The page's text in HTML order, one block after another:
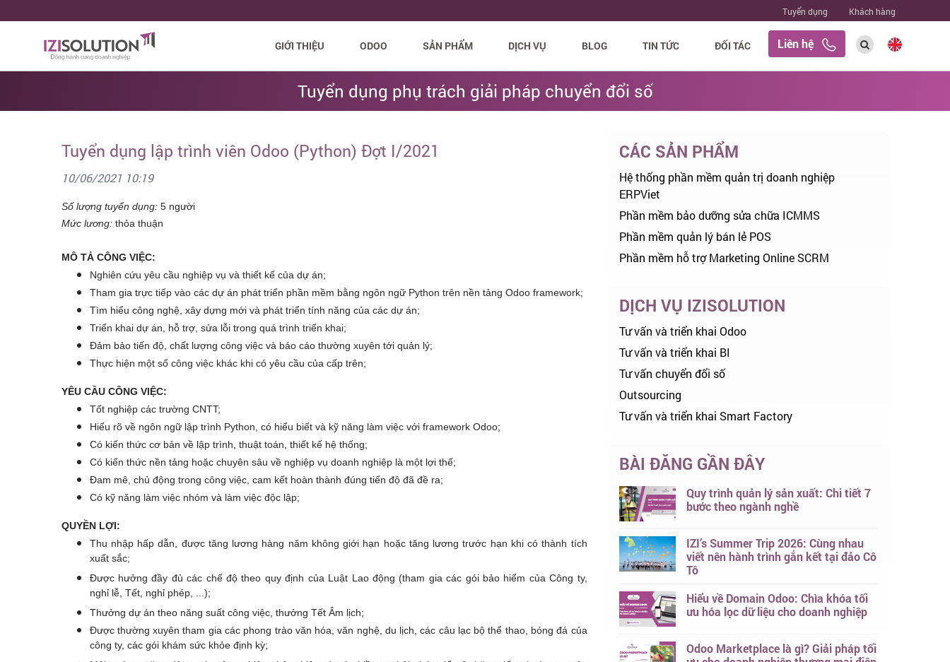
Tuyển dụng Khách hàng
GIỚI THIỆU ODOO SẢN PHẨM DỊCH VỤ BLOG TIN TỨC ĐỐI TÁC Liên hệ
Tuyển dụng phụ trách giải pháp chuyển đổi số
Tuyển dụng lập trình viên Odoo (Python) Đợt I/2021
10/06/2021 10:19
Số lượng tuyển dụng:5 người
Mức lương:thỏa thuận
MÔ TẢ CÔNG VIỆC:
Nghiên cứu yêu cầu nghiệp vụ và thiết kế của dự án;
Tham gia trực tiếp vào các dự án phát triển phần mềm bằng ngôn ngữ Python trên nền tảng Odoo framework;
Tìm hiểu công nghệ, xây dựng mới và phát triển tính năng của các dự án;
Triển khai dự án, hỗ trợ, sửa lỗi trong quá trình triển khai;
Đảm bảo tiến độ, chất lượng công việc và báo cáo thường xuyên tới quản lý;
Thực hiện một số công việc khác khi có yêu cầu của cấp trên;
YÊU CẦU CÔNG VIỆC:
Tốt nghiệp các trường CNTT;
Hiểu rõ về ngôn ngữ lập trình Python, có hiểu biết và kỹ năng làm việc với framework Odoo;
Có kiến thức cơ bản về lập trình, thuật toán, thiết kế hệ thống;
Có kiến thức nền tảng hoặc chuyên sâu về nghiệp vụ doanh nghiệp là một lợi thế;
Đam mê, chủ động trong công việc, cam kết hoàn thành đúng tiến độ đã đề ra;
Có kỹ năng làm việc nhóm và làm việc độc lập;
QUYỀN LỢI:
Thu nhập hấp dẫn, được tăng lương hàng năm không giới hạn hoặc tăng lương trước hạn khi có thành tích
xuất sắc​;
Được hưởng đầy đủ các chế độ theo quy định của Luật Lao động (tham gia các gói bảo hiểm của Công ty,
nghỉ lễ, Tết, nghỉ phép, ...);
Thưởng dự án theo năng suất công việc, thưởng Tết Âm lịch;
Được thường xuyên tham gia các phong trào văn hóa, văn nghệ, du lịch, các câu lạc bộ thể thao, bóng đá của
công ty, các gói khám sức khỏe định kỳ;
CÁC SẢN PHẨM
Hệ thống phần mềm quản trị doanh nghiệp
ERPViet
Phần mềm bảo dưỡng sửa chữa ICMMS
Phần mềm quản lý bán lẻ POS
Phần mềm hỗ trợ Marketing Online SCRM
DỊCH VỤ IZISOLUTION
Tư vấn và triển khai Odoo
Tư vấn và triển khai BI
Tư vấn chuyển đổi số
Outsourcing
Tư vấn và triển khai Smart Factory
BÀI ĐĂNG GẦN ĐÂY
Quy trình quản lý sản xuất: Chi tiết 7
bước theo ngành nghề
IZI’s Summer Trip 2026: Cùng nhau
viết nên hành trình gắn kết tại đảo Cô
Tô
Hiểu về Domain Odoo: Chìa khóa tối
ưu hóa lọc dữ liệu cho doanh nghiệp
Odoo Marketplace là gì? Giải pháp tối